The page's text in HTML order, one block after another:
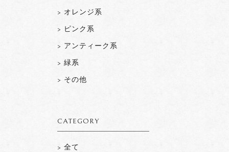
> オレンジ系
> ピンク系
> アンティーク系
> 緑系
> その他
CATEGORY
> 全て